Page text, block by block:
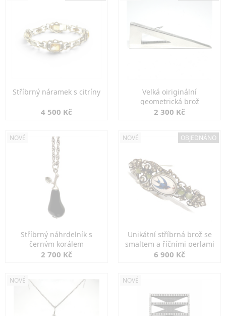
Stříbrný náramek s citríny
4 500 Kč
Velká oiriginální
geometrická brož
2 300 Kč
NOVÉ
Stříbrný náhrdelník s
černým korálem
2 700 Kč
NOVÉ OBJEDNÁNO
Unikátní stříbrná brož se
smaltem a říčními perlami
6 900 Kč
NOVÉ NOVÉ